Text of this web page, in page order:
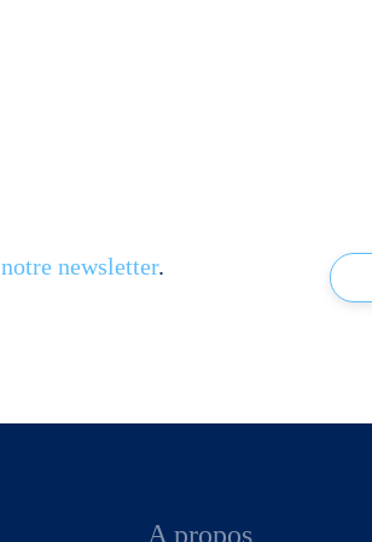
notre newsletter.
A propos